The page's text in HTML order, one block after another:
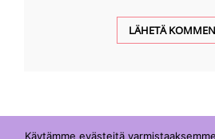
Käytämme evästeitä